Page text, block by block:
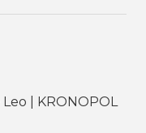
| KRONOPOL